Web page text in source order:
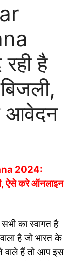
है
आवेदन
2024:
ऐसे करे ऑनलाइन
का स्वागत है
है जो भारत के
वाले हैं तो आप इस